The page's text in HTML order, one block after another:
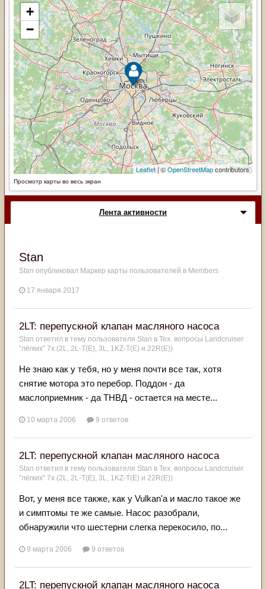
Просмотр карты во весь экран
Лента активности
Stan
Stan опубликовал Маркер карты пользователей в Members
17 января 2017
2LT: перепускной клапан масляного насоса
Stan ответил в тему пользователя Stan в Тех. вопросы Landcruiser
"лёгких" 7x (2L, 2L-T(Е), 3L, 1KZ-T(E) и 22R(Е))
Не знаю как у тебя, но у меня почти все так, хотя
снятие мотора это перебор. Поддон - да
маслоприемник - да ТНВД - остается на месте...
10 марта 2006 9 ответов
2LT: перепускной клапан масляного насоса
Stan ответил в тему пользователя Stan в Тех. вопросы Landcruiser
"лёгких" 7x (2L, 2L-T(Е), 3L, 1KZ-T(E) и 22R(Е))
Вот, у меня все также, как у Vulkan'a и масло такое же
и симптомы те же самые. Насос разобрали,
обнаружили что шестерни слегка перекосило, по...
9 марта 2006 9 ответов
2LT: перепускной клапан масляного насоса